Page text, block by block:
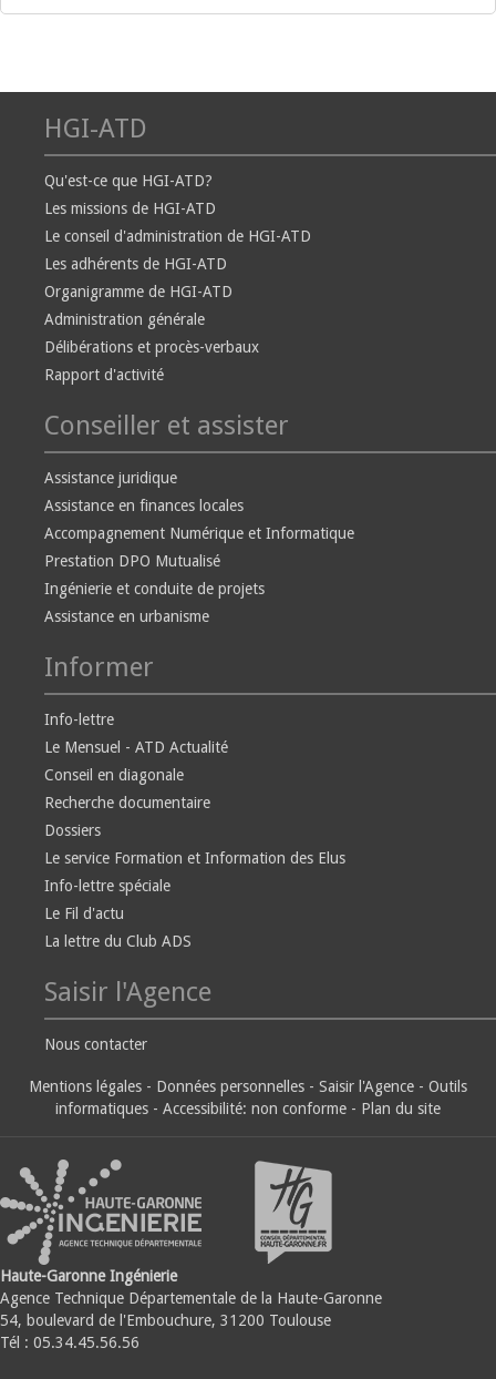
HGI-ATD
Qu'est-ce que HGI-ATD?
Les missions de HGI-ATD
Le conseil d'administration de HGI-ATD
Les adhérents de HGI-ATD
Organigramme de HGI-ATD
Administration générale
Délibérations et procès-verbaux
Rapport d'activité
Conseiller et assister
Assistance juridique
Assistance en finances locales
Accompagnement Numérique et Informatique
Prestation DPO Mutualisé
Ingénierie et conduite de projets
Assistance en urbanisme
Informer
Info-lettre
Le Mensuel - ATD Actualité
Conseil en diagonale
Recherche documentaire
Dossiers
Le service Formation et Information des Elus
Info-lettre spéciale
Le Fil d'actu
La lettre du Club ADS
Saisir l'Agence
Nous contacter
Mentions légales - Données personnelles - Saisir l'Agence - Outils
informatiques - Accessibilité: non conforme - Plan du site
Haute-Garonne Ingénierie
Agence Technique Départementale de la Haute-Garonne
54, boulevard de l'Embouchure, 31200 Toulouse
Tél : 05.34.45.56.56